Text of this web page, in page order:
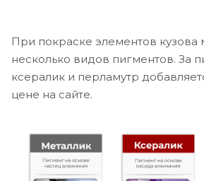
При покраске элементов кузова
несколько видов пигментов. За
ксералик и перламутр
цене на сайте.